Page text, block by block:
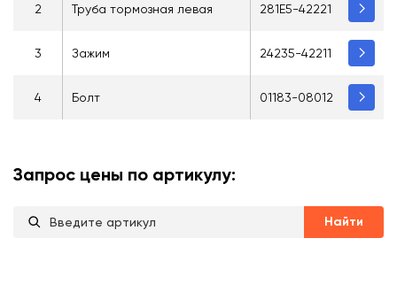
2 Труба тормозная левая 281E5-42221
3 Зажим 24235-42211
4 Болт 01183-08012
Запрос цены по артикулу:
Найти